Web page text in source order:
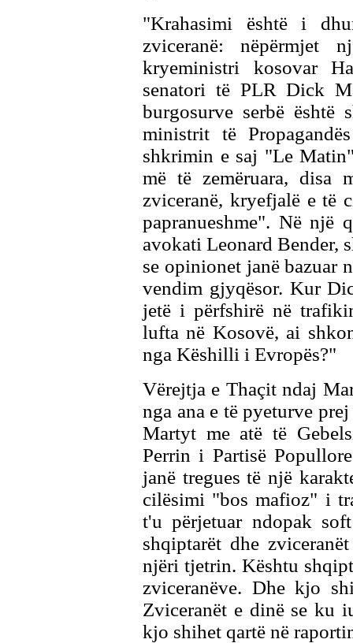
"Krahasimi është i
zviceranë: nëpërmjet
kryeministri kosovar
senatori të PLR Dick
burgosurve serbë është
ministrit të
shkrimin e saj "Le
më të zemëruara, disa
zviceranë, kryefjalë e të
papranueshme". Në një
avokati Leonard Bender,
se opinionet janë bazuar
vendim gjyqësor. Kur
jetë i përfshirë në
lufta në Kosovë, ai
nga Këshilli i Evropës?"
Vërejtja e Thaçit ndaj
nga ana e të pyeturve
Martyt me atë të
Perrin i Partisë
janë tregues të një
cilësimi "bos mafioz" i
t'u përjetuar ndopak
shqiptarët dhe
njëri tjetrin. Kështu
zviceranëve. Dhe kjo
Zviceranët e dinë se ku
kjo shihet qartë në